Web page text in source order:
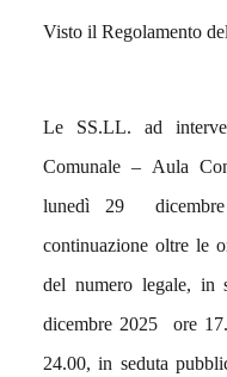
Visto il Regolamento
Le SS.LL. ad
Comunale – Aula
lunedì 29
continuazione oltre le
del numero legale, in
dicembre 2025 ore
24.00, in seduta